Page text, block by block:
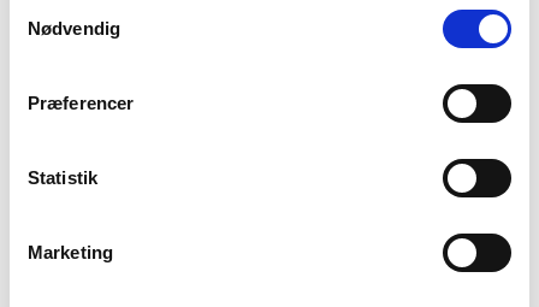
Nødvendig
Præferencer
Statistik
Marketing
Bruttofortjeneste -365
-
Årets Resultat 1.278
Balance i 1000 DKK 2024-12